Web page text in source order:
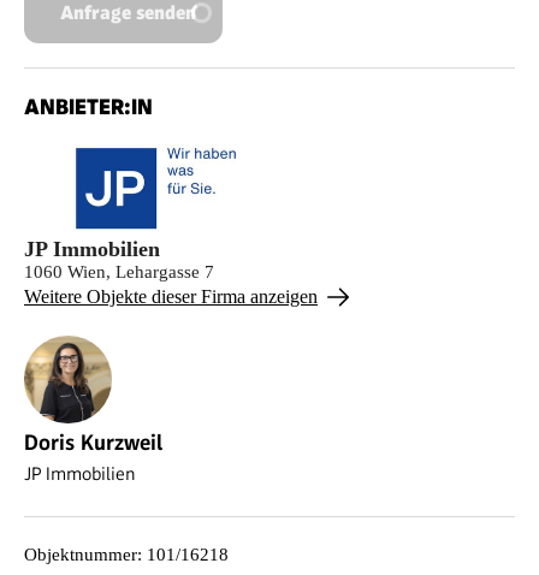
Anfrage senden
ANBIETER:IN
JP Immobilien
1060 Wien, Lehargasse 7
Weitere Objekte dieser Firma anzeigen
Doris Kurzweil
JP Immobilien
Objektnummer: 101/16218